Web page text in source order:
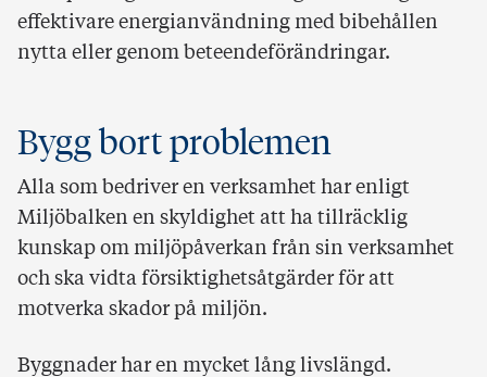
effektivare energianvändning med bibehållen
nytta eller genom beteendeförändringar.
Bygg bort problemen
Alla som bedriver en verksamhet har enligt
Miljöbalken en skyldighet att ha tillräcklig
kunskap om miljöpåverkan från sin verksamhet
och ska vidta försiktighetsåtgärder för att
motverka skador på miljön.
Byggnader har en mycket lång livslängd.